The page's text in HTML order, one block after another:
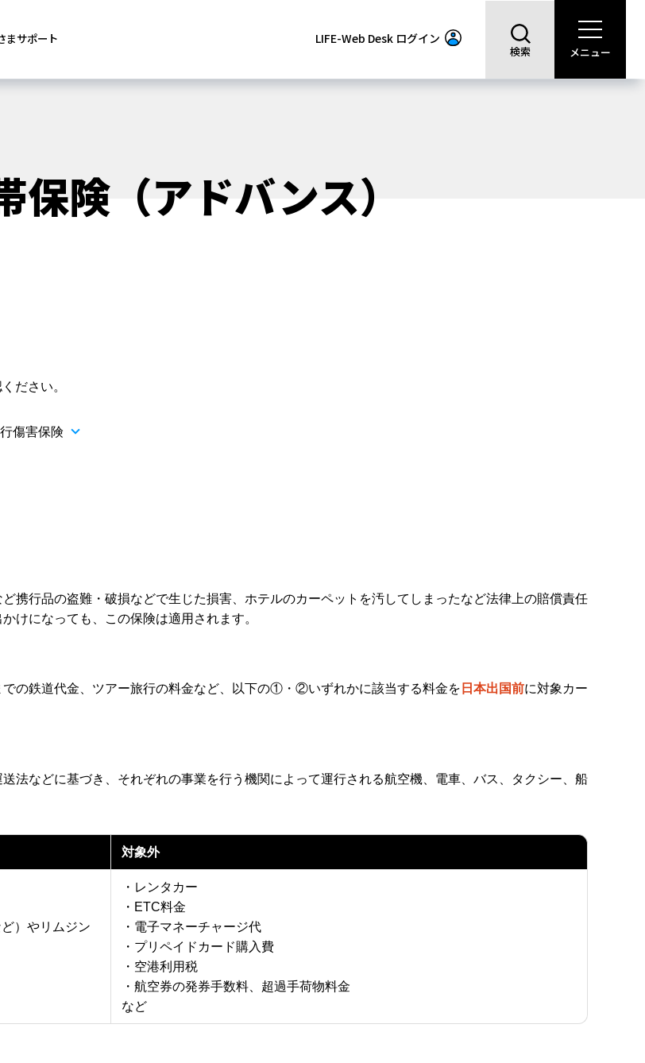
まサポート LIFE-Web Desk ログイン
検索 メニュー
保険（アドバンス）
ださい。
傷害保険
携行品の盗難・破損などで生じた損害、ホテルのカーペットを汚してしまったなど法律上の賠償責任
けになっても、この保険は適用されます。
の鉄道代金、ツアー旅行の料金など、以下の①・②いずれかに該当する料金を 日本出国前に対象カー
法などに基づき、それぞれの事業を行う機関によって運行される航空機、電車、バス、タクシー、船
対象外
）やリムジン
・レンタカー
・ETC料金
・電子マネーチャージ代
・プリペイドカード購入費
・空港利用税
・航空券の発券手数料、超過手荷物料金
など